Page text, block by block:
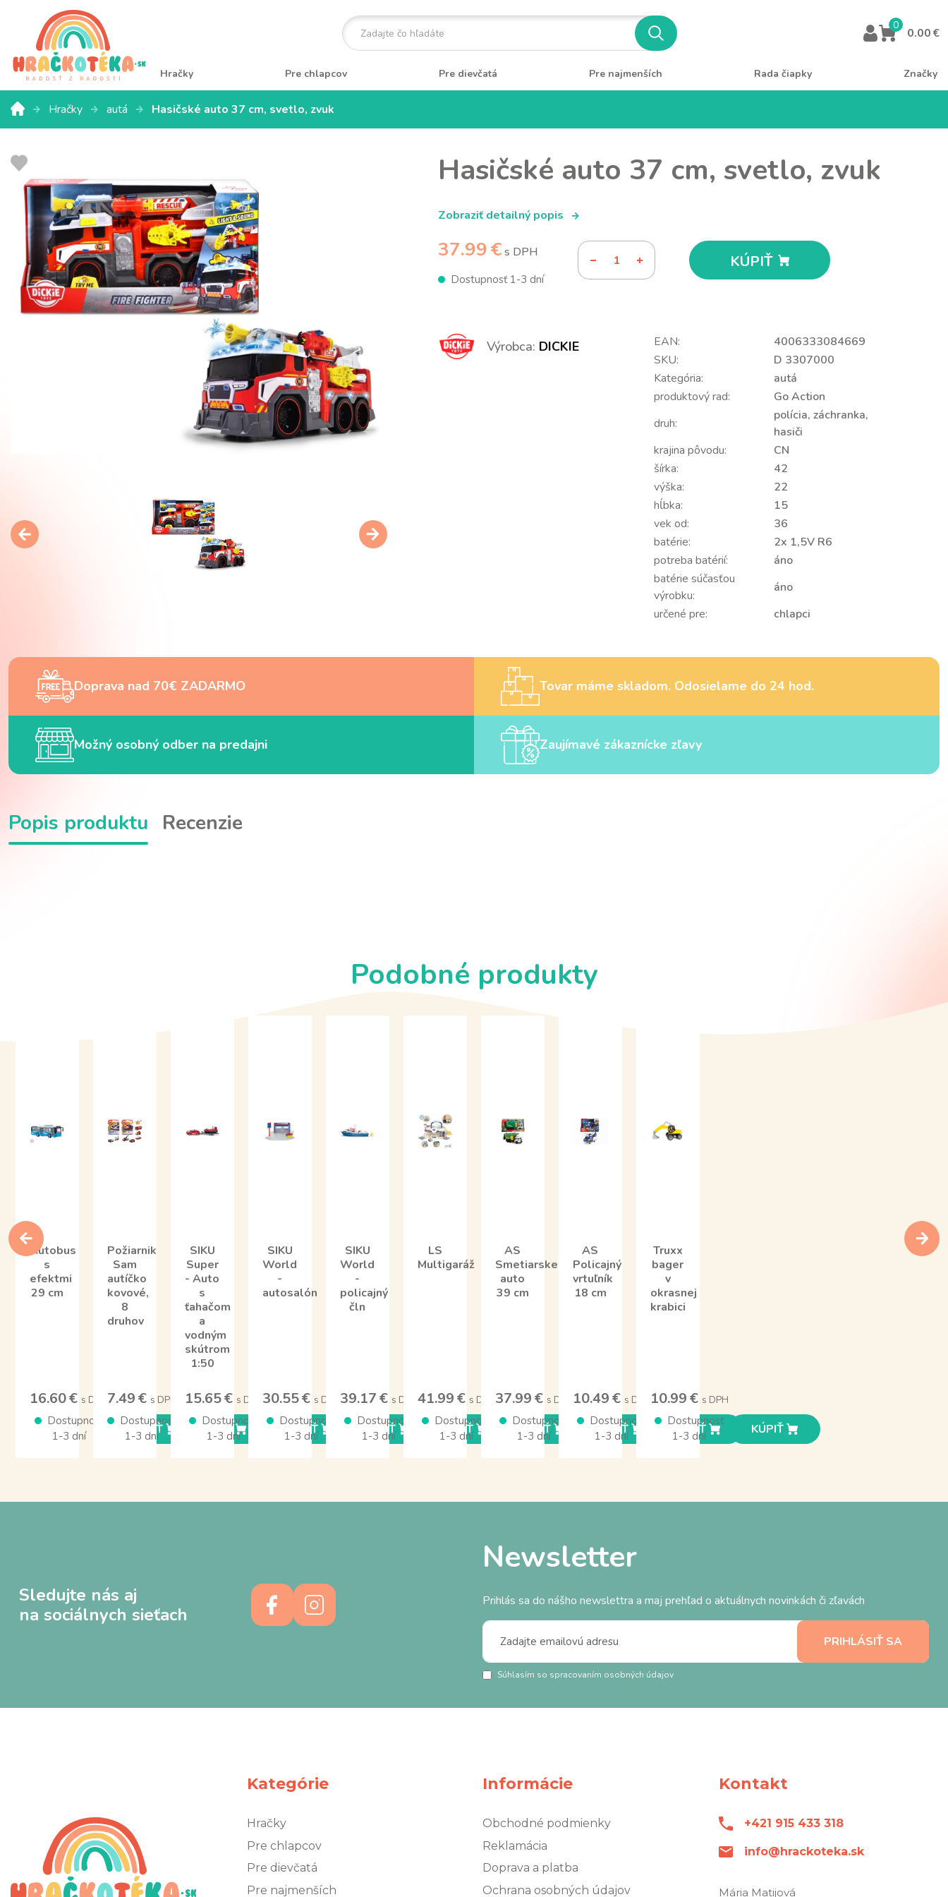
0
0.00 €
Hračky Pre chlapcov Pre dievčatá Pre najmenších Rada čiapky Značky
Hračky autá Hasičské auto 37 cm, svetlo, zvuk
Hasičské auto 37 cm, svetlo, zvuk
Zobraziť detailný popis
37.99 € s DPH
Dostupnosť 1-3 dní
KÚPIŤ
Výrobca: DICKIE EAN:
4006333084669
SKU:
D 3307000
Kategória:
autá
produktový rad:
Go Action
druh:
polícia, záchranka,
hasiči
krajina pôvodu:
CN
šírka:
42
výška:
22
hĺbka:
15
vek od:
36
batérie:
2x 1,5V R6
potreba batérií:
áno
batérie súčasťou
výrobku:
áno
určené pre:
chlapci
Doprava nad 70€ ZADARMO Tovar máme skladom. Odosielame do 24 hod.
Možný osobný odber na predajni Zaujímavé zákaznícke zľavy
Popis produktu Recenzie
Podobné produkty
Autobus
s
efektmi
29 cm
16.60 € s DPH
Dostupnosť
1-3 dní
KÚPIŤ
Požiarnik
Sam
autíčko
kovové,
8
druhov
7.49 € s DPH
Dostupnosť
1-3 dní
KÚPIŤ
SIKU
Super
- Auto
s
ťahačom
a
vodným
skútrom
1:50
15.65 € s DPH
Dostupnosť
1-3 dní
KÚPIŤ
SIKU
World
-
autosalón
30.55 € s DPH
Dostupnosť
1-3 dní
KÚPIŤ
SIKU
World
-
policajný
čln
39.17 € s DPH
Dostupnosť
1-3 dní
KÚPIŤ
LS
Multigaráž
41.99 € s DPH
Dostupnosť
1-3 dní
KÚPIŤ
AS
Smetiarske
auto
39 cm
37.99 € s DPH
Dostupnosť
1-3 dní
KÚPIŤ
AS
Policajný
vrtuľník
18 cm
10.49 € s DPH
Dostupnosť
1-3 dní
KÚPIŤ
Truxx
bager
v
okrasnej
krabici
10.99 € s DPH
Dostupnosť
1-3 dní
KÚPIŤ
Sledujte nás aj
na sociálnych sieťach
Newsletter
Prihlás sa do nášho newslettra a maj prehľad o aktuálnych novinkách či zľavách
Súhlasím so spracovaním osobných údajov
Kategórie
Hračky
Pre chlapcov
Pre dievčatá
Pre najmenších
Informácie
Obchodné podmienky
Reklamácia
Doprava a platba
Ochrana osobných údajov
Kontakt
+421 915 433 318
info@hrackoteka.sk
Mária Matijová